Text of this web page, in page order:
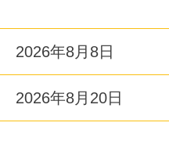
2026年8月8日
2026年8月20日